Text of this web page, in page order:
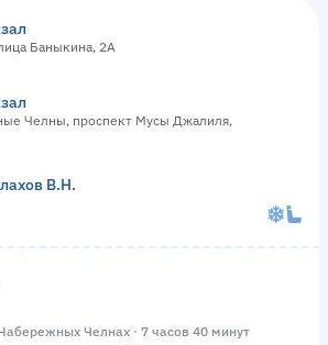
Баныкина, 2А
Челны, проспект Мусы Джалиля,
В.Н.
Челнах · 7 часов 40 минут